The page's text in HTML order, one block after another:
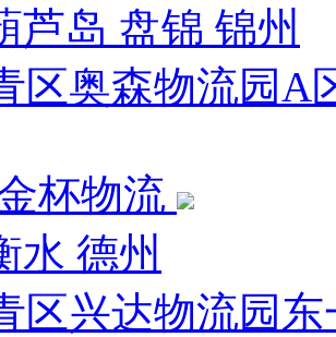
芦岛 盘锦 锦州
区奥森物流园A
杯物流
水 德州
区兴达物流园东